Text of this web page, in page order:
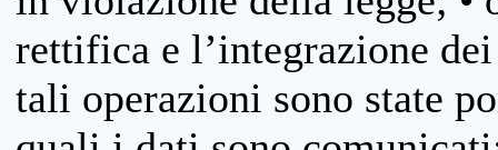
rettifica e l’integrazione
tali operazioni sono state